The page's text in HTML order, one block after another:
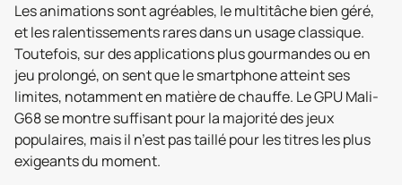
Les animations sont agréables, le multitâche bien géré,
et les ralentissements rares dans un usage classique.
Toutefois, sur des applications plus gourmandes ou en
jeu prolongé, on sent que le smartphone atteint ses
limites, notamment en matière de chauffe. Le GPU Mali-
G68 se montre suffisant pour la majorité des jeux
populaires, mais il n’est pas taillé pour les titres les plus
exigeants du moment.